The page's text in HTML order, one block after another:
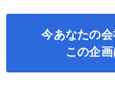
今あなたの
この企